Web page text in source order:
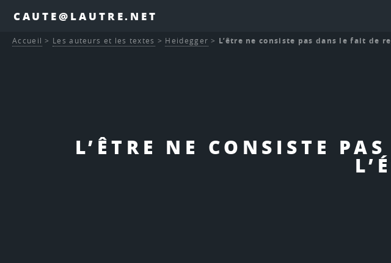
CAUTE@LAUTRE.NET
L’ÊTRE NE CONSISTE
Accueil > Les auteurs et les textes > Heidegger > L’être ne consiste pas dans le fait de